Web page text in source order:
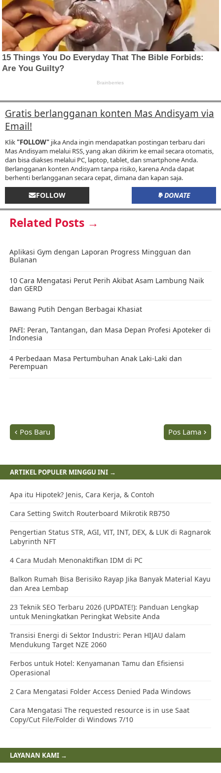
Gratis berlangganan konten Mas Andisyam via
Email!
Klik"FOLLOW" jika Anda ingin mendapatkan postingan terbaru dari
Mas Andisyam melalui RSS, yang akan dikirim ke email secara otomatis,
dan bisa diakses melalui PC, laptop, tablet, dan smartphone Anda.
Berlangganan konten Andisyam tanpa risiko, karena Anda dapat
berhenti berlangganan secara cepat, dimana dan kapan saja.
FOLLOW DONATE
Related Posts →
Pos Baru Pos Lama
ARTIKEL POPULER MINGGU INI →
Apa itu Hipotek? Jenis, Cara Kerja, & Contoh
Cara Setting Switch Routerboard Mikrotik RB750
Pengertian Status STR, AGI, VIT, INT, DEX, & LUK di Ragnarok
Labyrinth NFT
4 Cara Mudah Menonaktifkan IDM di PC
Balkon Rumah Bisa Berisiko Rayap Jika Banyak Material Kayu
dan Area Lembap
23 Teknik SEO Terbaru 2026 (UPDATE!): Panduan Lengkap
untuk Meningkatkan Peringkat Website Anda
Transisi Energi di Sektor Industri: Peran HIJAU dalam
Mendukung Target NZE 2060
Ferbos untuk Hotel: Kenyamanan Tamu dan Efisiensi
Operasional
2 Cara Mengatasi Folder Access Denied Pada Windows
Cara Mengatasi The requested resource is in use Saat
Copy/Cut File/Folder di Windows 7/10
LAYANAN KAMI →